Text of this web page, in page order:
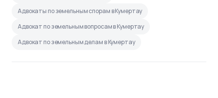
Адвокаты по земельным спорам в Кумертау
Адвокат по земельным вопросам в Кумертау
Адвокат по земельным делам в Кумертау